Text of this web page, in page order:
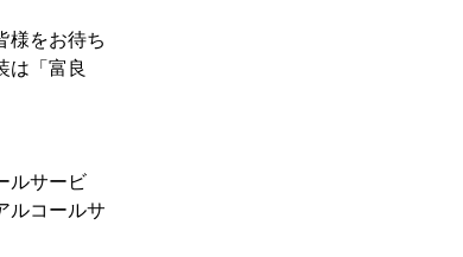
様をお待ち
は「富良
ルサービ
ルコールサ